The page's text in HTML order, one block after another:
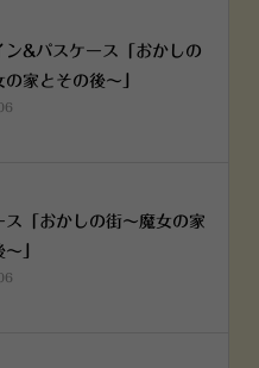
ン&パスケース「おかしの
家とその後～」
ス「おかしの街～魔女の家
」